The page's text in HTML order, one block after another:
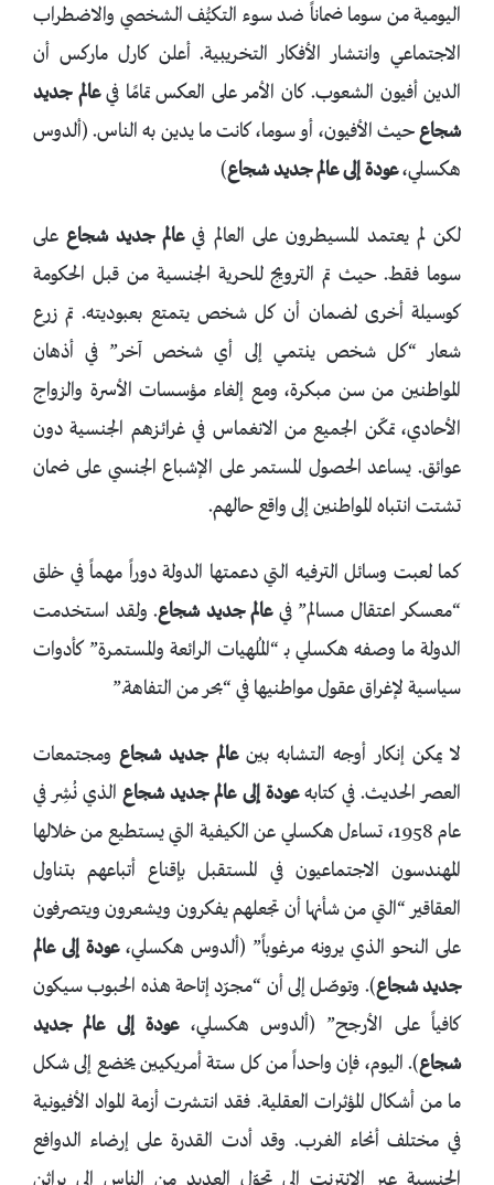
اليومية من سوما ضماناً ضد سوء التكيُّف الشخصي والاضطراب
الاجتماعي وانتشار الأفكار التخريبية. أعلن كارل ماركس أن
الدين أفيون الشعوب. كان الأمر على العكس تمامًا فيعالم جديد
شجاعحيث الأفيون، أو سوما، كانت ما يدين به الناس. (ألدوس
هكسلي،عودة إلى عالم جديد شجاع)
لكن لم يعتمد المسيطرون على العالم فيعالم جديد شجاععلى
سوما فقط. حيث تم الترويج للحرية الجنسية من قبل الحكومة
كوسيلة أخرى لضمان أن كل شخص يتمتع بعبوديته. تم زرع
شعار “كل شخص ينتمي إلى أي شخص آخر” في أذهان
المواطنين من سن مبكرة، ومع إلغاء مؤسسات الأسرة والزواج
الأحادي، تمكّن الجميع من الانغماس في غرائزهم الجنسية دون
عوائق. يساعد الحصول المستمر على الإشباع الجنسي على ضمان
تشتت انتباه المواطنين إلى واقع حالهم.
كما لعبت وسائل الترفيه التي دعمتها الدولة دوراً مهماً في خلق
“معسكر اعتقال مسالم” فيعالم جديد شجاع. ولقد استخدمت
الدولة ما وصفه هكسلي بـ “المُلهيات الرائعة والمستمرة” كأدوات
سياسية لإغراق عقول مواطنيها في “بحر من التفاهة.”
لا يمكن إنكار أوجه التشابه بينعالم جديد شجاعومجتمعات
العصر الحديث. في كتابهعودة إلى عالم جديد شجاعالذي نُشِر في
عام 1958، تساءل هكسلي عن الكيفية التي يستطيع من خلالها
المهندسون الاجتماعيون في المستقبل بإقناع أتباعهم بتناول
العقاقير “التي من شأنها أن تجعلهم يفكرون ويشعرون ويتصرفون
على النحو الذي يرونه مرغوباً” (ألدوس هكسلي،عودة إلى عالم
جديد شجاع). وتوصّل إلى أن “مجرّد إتاحة هذه الحبوب سيكون
كافياً على الأرجح” (ألدوس هكسلي،عودة إلى عالم جديد
شجاع). اليوم، فإن واحداً من كل ستة أمريكيين يخضع إلى شكل
ما من أشكال المؤثرات العقلية. فقد انتشرت أزمة المواد الأفيونية
في مختلف أنحاء الغرب. وقد أدت القدرة على إرضاء الدوافع